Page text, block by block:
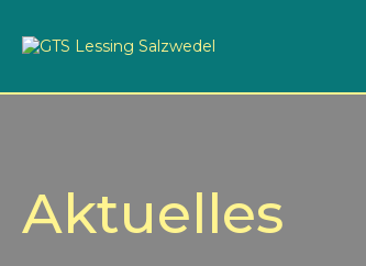
Aktuelles